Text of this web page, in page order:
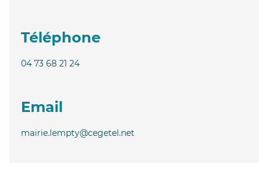
Téléphone
04 73 68 21 24
Email
mairie.lempty@cegetel.net